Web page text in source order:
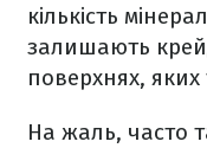
кількість
залишають
поверхнях,
На жаль, часто